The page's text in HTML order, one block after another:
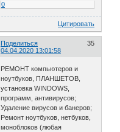
0
Цитировать
Поделиться
35
04.04.2020 13:01:58
РЕМОНТ компьютеров и
ноутбуков, ПЛАНШЕТОВ,
установка WINDOWS,
программ, антивирусов;
Удаление вирусов и банеров;
Ремонт ноутбуков, нетбуков,
моноблоков (любая